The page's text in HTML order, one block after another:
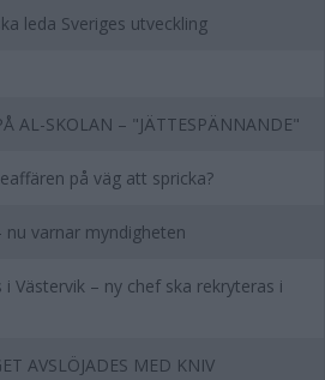
leda Sveriges utveckling
AL-SKOLAN – "JÄTTESPÄNNANDE"
på väg att spricka?
varnar myndigheten
Västervik – ny chef ska rekryteras i
AVSLÖJADES MED KNIV